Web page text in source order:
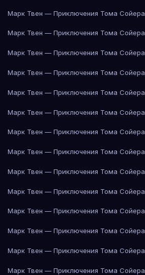
Марк Твен — Приключения Тома Сойера
Марк Твен — Приключения Тома Сойера
Марк Твен — Приключения Тома Сойера
Марк Твен — Приключения Тома Сойера
Марк Твен — Приключения Тома Сойера
Марк Твен — Приключения Тома Сойера
Марк Твен — Приключения Тома Сойера
Марк Твен — Приключения Тома Сойера
Марк Твен — Приключения Тома Сойера
Марк Твен — Приключения Тома Сойера
Марк Твен — Приключения Тома Сойера
Марк Твен — Приключения Тома Сойера
Марк Твен — Приключения Тома Сойера
Марк Твен — Приключения Тома Сойера